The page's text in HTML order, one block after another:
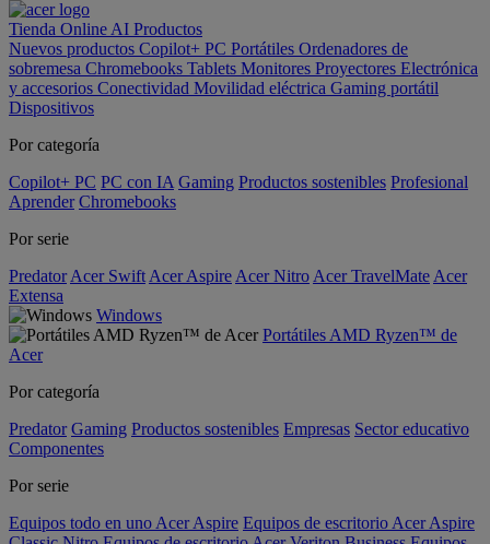
Tienda Online AI Productos
Nuevos productos Copilot+ PC Portátiles Ordenadores de
sobremesa Chromebooks Tablets Monitores Proyectores Electrónica
y accesorios Conectividad Movilidad eléctrica Gaming portátil
Dispositivos
Por categoría
Copilot+ PC PC con IA Gaming Productos sostenibles Profesional
Aprender Chromebooks
Por serie
Predator Acer Swift Acer Aspire Acer Nitro Acer TravelMate Acer
Extensa
Windows
Portátiles AMD Ryzen™ de
Acer
Por categoría
Predator Gaming Productos sostenibles Empresas Sector educativo
Componentes
Por serie
Equipos todo en uno Acer Aspire Equipos de escritorio Acer Aspire